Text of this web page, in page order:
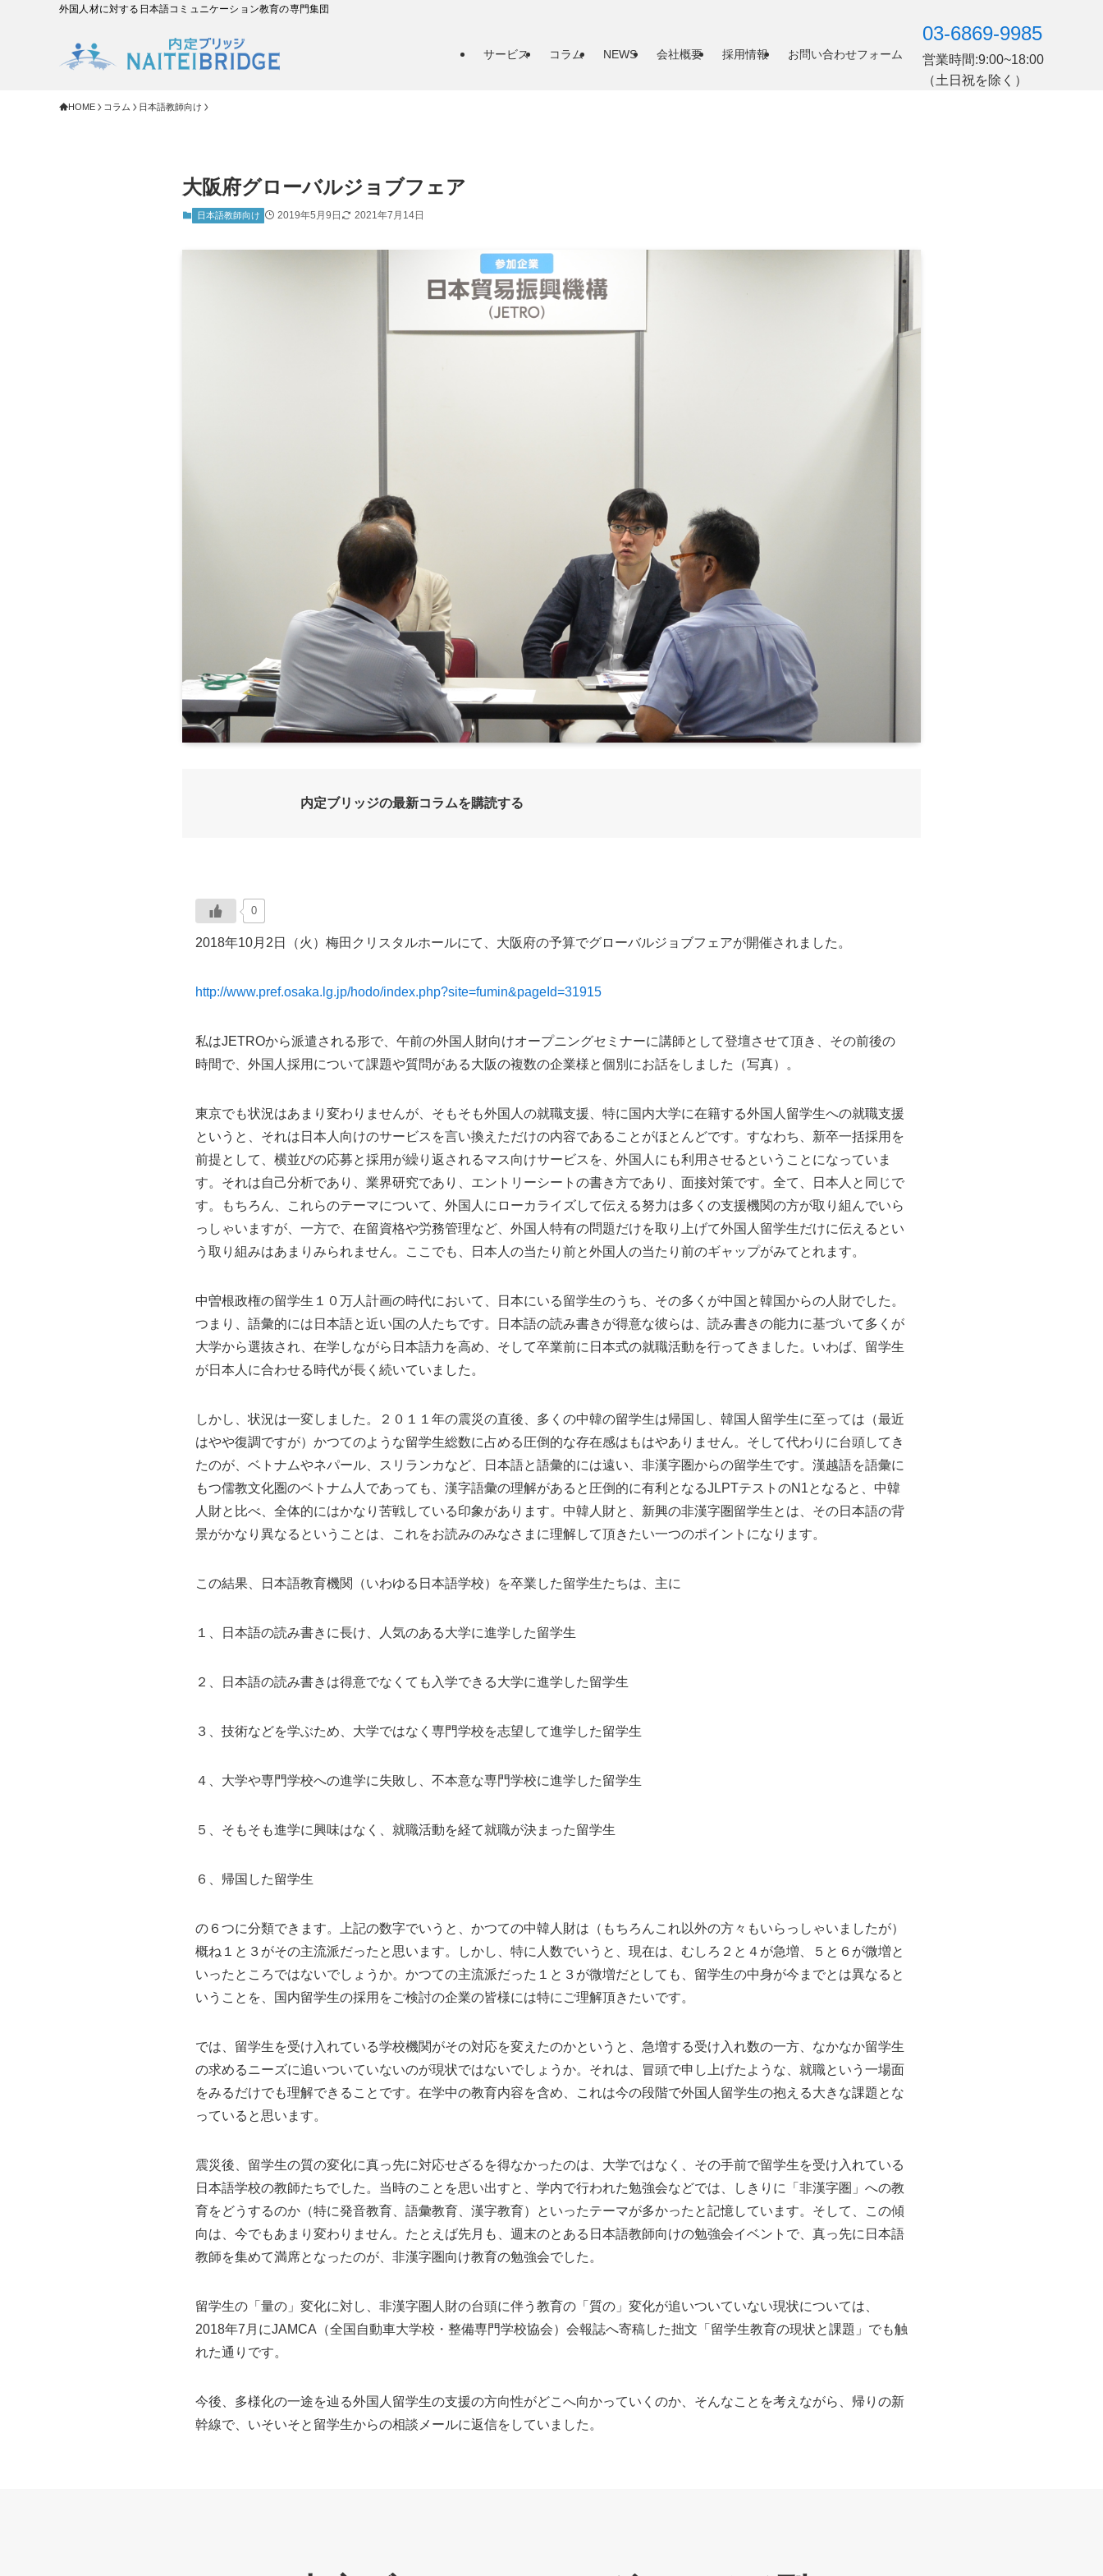
外国人材に対する日本語コミュニケーション教育の専門集団
サービス コラム NEWS 会社概要 採用情報 お問い合わせフォーム
03-6869-9985
営業時間:9:00~18:00
（土日祝を除く）
HOME コラム 日本語教師向け
大阪府グローバルジョブフェア
日本語教師向け 2019年5月9日 2021年7月14日
内定ブリッジの最新コラムを購読する
0
2018年10月2日（火）梅田クリスタルホールにて、大阪府の予算でグローバルジョブフェアが開催されました。
http://www.pref.osaka.lg.jp/hodo/index.php?site=fumin&pageId=31915
私はJETROから派遣される形で、午前の外国人財向けオープニングセミナーに講師として登壇させて頂き、その前後の
時間で、外国人採用について課題や質問がある大阪の複数の企業様と個別にお話をしました（写真）。
東京でも状況はあまり変わりませんが、そもそも外国人の就職支援、特に国内大学に在籍する外国人留学生への就職支援
というと、それは日本人向けのサービスを言い換えただけの内容であることがほとんどです。すなわち、新卒一括採用を
前提として、横並びの応募と採用が繰り返されるマス向けサービスを、外国人にも利用させるということになっていま
す。それは自己分析であり、業界研究であり、エントリーシートの書き方であり、面接対策です。全て、日本人と同じで
す。もちろん、これらのテーマについて、外国人にローカライズして伝える努力は多くの支援機関の方が取り組んでいら
っしゃいますが、一方で、在留資格や労務管理など、外国人特有の問題だけを取り上げて外国人留学生だけに伝えるとい
う取り組みはあまりみられません。ここでも、日本人の当たり前と外国人の当たり前のギャップがみてとれます。
中曽根政権の留学生１０万人計画の時代において、日本にいる留学生のうち、その多くが中国と韓国からの人財でした。
つまり、語彙的には日本語と近い国の人たちです。日本語の読み書きが得意な彼らは、読み書きの能力に基づいて多くが
大学から選抜され、在学しながら日本語力を高め、そして卒業前に日本式の就職活動を行ってきました。いわば、留学生
が日本人に合わせる時代が長く続いていました。
しかし、状況は一変しました。２０１１年の震災の直後、多くの中韓の留学生は帰国し、韓国人留学生に至っては（最近
はやや復調ですが）かつてのような留学生総数に占める圧倒的な存在感はもはやありません。そして代わりに台頭してき
たのが、ベトナムやネパール、スリランカなど、日本語と語彙的には遠い、非漢字圏からの留学生です。漢越語を語彙に
もつ儒教文化圏のベトナム人であっても、漢字語彙の理解があると圧倒的に有利となるJLPTテストのN1となると、中韓
人財と比べ、全体的にはかなり苦戦している印象があります。中韓人財と、新興の非漢字圏留学生とは、その日本語の背
景がかなり異なるということは、これをお読みのみなさまに理解して頂きたい一つのポイントになります。
この結果、日本語教育機関（いわゆる日本語学校）を卒業した留学生たちは、主に
１、日本語の読み書きに長け、人気のある大学に進学した留学生
２、日本語の読み書きは得意でなくても入学できる大学に進学した留学生
３、技術などを学ぶため、大学ではなく専門学校を志望して進学した留学生
４、大学や専門学校への進学に失敗し、不本意な専門学校に進学した留学生
５、そもそも進学に興味はなく、就職活動を経て就職が決まった留学生
６、帰国した留学生
の６つに分類できます。上記の数字でいうと、かつての中韓人財は（もちろんこれ以外の方々もいらっしゃいましたが）
概ね１と３がその主流派だったと思います。しかし、特に人数でいうと、現在は、むしろ２と４が急増、５と６が微増と
いったところではないでしょうか。かつての主流派だった１と３が微増だとしても、留学生の中身が今までとは異なると
いうことを、国内留学生の採用をご検討の企業の皆様には特にご理解頂きたいです。
では、留学生を受け入れている学校機関がその対応を変えたのかというと、急増する受け入れ数の一方、なかなか留学生
の求めるニーズに追いついていないのが現状ではないでしょうか。それは、冒頭で申し上げたような、就職という一場面
をみるだけでも理解できることです。在学中の教育内容を含め、これは今の段階で外国人留学生の抱える大きな課題とな
っていると思います。
震災後、留学生の質の変化に真っ先に対応せざるを得なかったのは、大学ではなく、その手前で留学生を受け入れている
日本語学校の教師たちでした。当時のことを思い出すと、学内で行われた勉強会などでは、しきりに「非漢字圏」への教
育をどうするのか（特に発音教育、語彙教育、漢字教育）といったテーマが多かったと記憶しています。そして、この傾
向は、今でもあまり変わりません。たとえば先月も、週末のとある日本語教師向けの勉強会イベントで、真っ先に日本語
教師を集めて満席となったのが、非漢字圏向け教育の勉強会でした。
留学生の「量の」変化に対し、非漢字圏人財の台頭に伴う教育の「質の」変化が追いついていない現状については、
2018年7月にJAMCA（全国自動車大学校・整備専門学校協会）会報誌へ寄稿した拙文「留学生教育の現状と課題」でも触
れた通りです。
今後、多様化の一途を辿る外国人留学生の支援の方向性がどこへ向かっていくのか、そんなことを考えながら、帰りの新
幹線で、いそいそと留学生からの相談メールに返信をしていました。